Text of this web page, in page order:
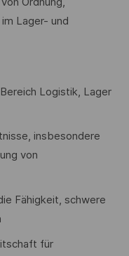
Lager- und
Logistik, Lager
insbesondere
von
Fähigkeit, schwere
für